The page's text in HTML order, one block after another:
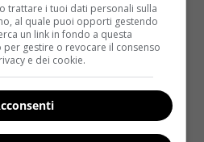
trattare i tuoi dati personali sulla
al quale puoi opporti gestendo
un link in fondo a questa
gestire o revocare il consenso
e dei cookie.